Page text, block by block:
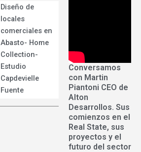
Diseño de
locales
comerciales en
Abasto- Home
Collection-
Estudio
Capdevielle
Fuente
Conversamos
con Martin
Piantoni CEO de
Alton
Desarrollos. Sus
comienzos en el
Real State, sus
proyectos y el
futuro del sector